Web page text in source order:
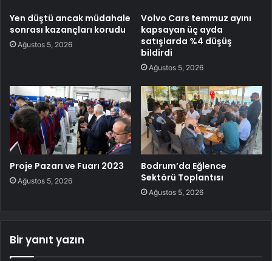
Yen düştü ancak müdahale
sonrası kazançları korudu
Ağustos 5, 2026
Volvo Cars temmuz ayını
kapsayan üç ayda
satışlarda %4 düşüş
bildirdi
Ağustos 5, 2026
Proje Pazarı ve Fuarı 2023
Ağustos 5, 2026
Bodrum’da Eğlence
Sektörü Toplantısı
Ağustos 5, 2026
Bir yanıt yazın